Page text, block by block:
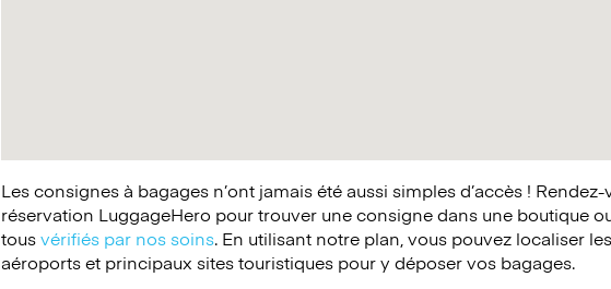
Les consignes à bagages n’ont jamais été aussi simples d’accès !
réservation LuggageHero pour trouver une consigne dans une boutique
tousvérifiés par nos soins. En utilisant notre plan, vous pouvez localiser
aéroports et principaux sites touristiques pour y déposer vos bagages.